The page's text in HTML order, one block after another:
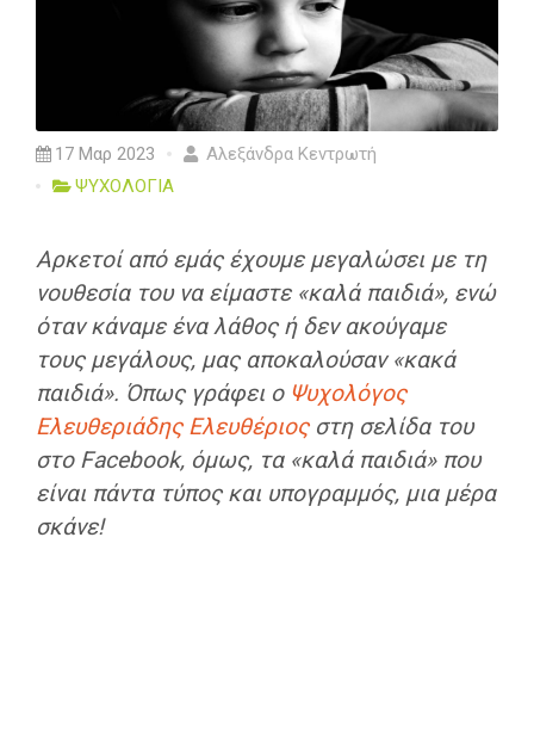
17 Μαρ 2023
Αλεξάνδρα Κεντρωτή
ΨΥΧΟΛΟΓΙΑ
Αρκετοί από εμάς έχουμε μεγαλώσει με τη
νουθεσία του να είμαστε «καλά παιδιά», ενώ
όταν κάναμε ένα λάθος ή δεν ακούγαμε
τους μεγάλους, μας αποκαλούσαν «κακά
παιδιά». Όπως γράφει ο Ψυχολόγος
Ελευθεριάδης Ελευθέριοςστη σελίδα του
στο Facebook, όμως, τα «καλά παιδιά» που
είναι πάντα τύπος και υπογραμμός, μια μέρα
σκάνε!